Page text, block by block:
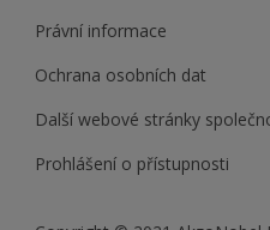
Právní informace
Ochrana osobních dat
Další webové stránky
Prohlášení o přístupnosti